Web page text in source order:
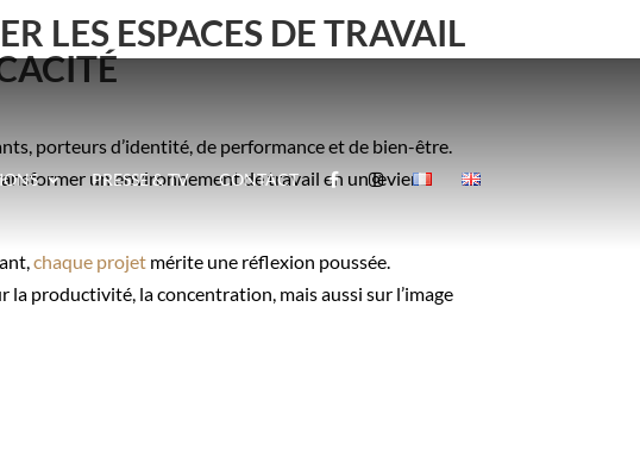
PRESSE & TV CONTACT
LES ESPACES DE TRAVAIL
porteurs d’identité, de performance et de bien-être.
un environnement de travail en un levier
chaque projet mérite une réflexion poussée.
la productivité, la concentration, mais aussi sur l’image